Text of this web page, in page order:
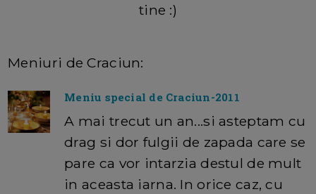
tine :)
Meniuri de Craciun:
Meniu special de Craciun-2011
A mai trecut un an...si asteptam cu
drag si dor fulgii de zapada care se
pare ca vor intarzia destul de mult
in aceasta iarna. In orice caz, cu